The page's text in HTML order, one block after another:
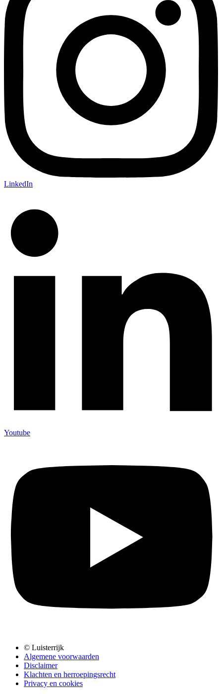
LinkedIn
Youtube
© Luisterrijk
Algemene voorwaarden
Disclaimer
Klachten en herroepingsrecht
Privacy en cookies